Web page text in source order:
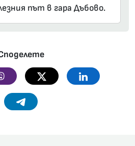
път в гара Дъбово.
Viber Twitter Linkedin
Telegram